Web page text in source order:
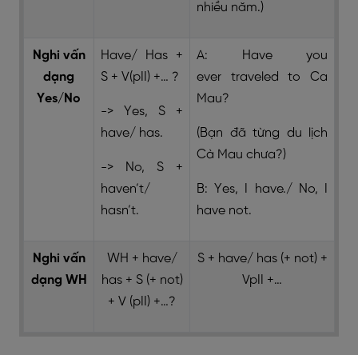
nhiều năm.)
Nghi vấn
dạng
Yes/No
Have/ Has +
S + V(pII) +… ?
-> Yes, S +
have/ has.
-> No, S +
haven’t/
hasn’t.
A: Have you
ever traveled to Ca
Mau?
(Bạn đã từng du lịch
Cà Mau chưa?)
B: Yes, I have./ No, I
have not.
Nghi vấn
dạng WH
WH + have/
has + S (+ not)
+ V (pII) +…?
S + have/ has (+ not) +
VpII +…